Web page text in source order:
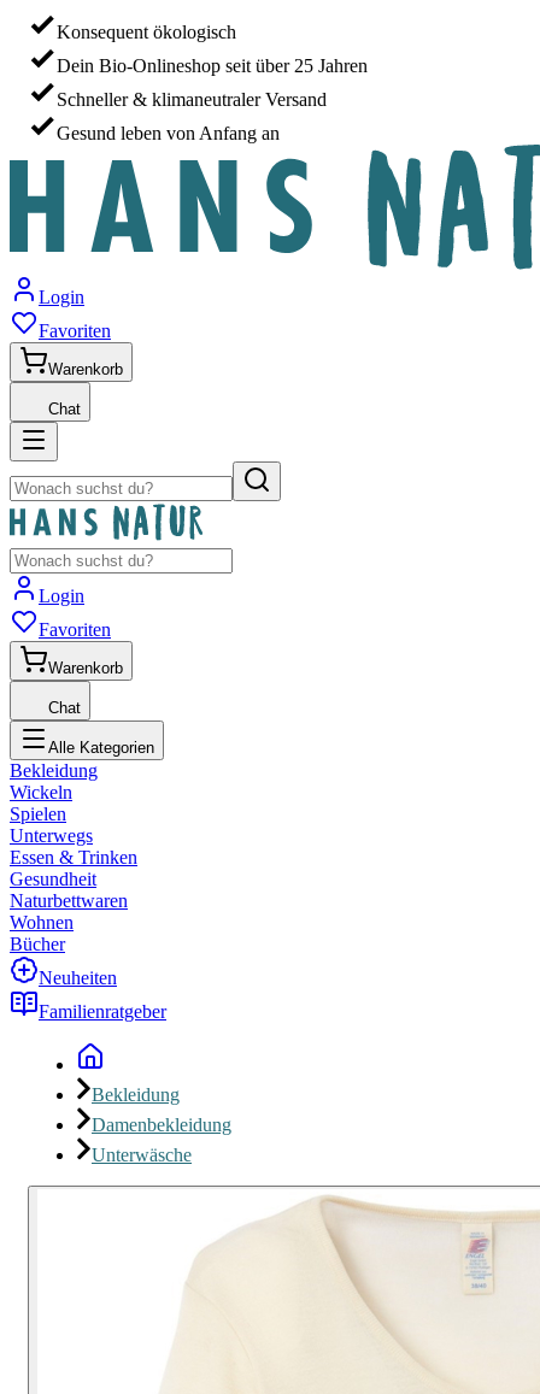
Konsequent ökologisch
Dein Bio-Onlineshop seit über 25 Jahren
Schneller & klimaneutraler Versand
Gesund leben von Anfang an
Login
Favoriten
Warenkorb
Chat
Login
Favoriten
Warenkorb
Chat
Alle Kategorien
Bekleidung
Wickeln
Spielen
Unterwegs
Essen & Trinken
Gesundheit
Naturbettwaren
Wohnen
Bücher
Neuheiten
Familienratgeber
Bekleidung
Damenbekleidung
Unterwäsche